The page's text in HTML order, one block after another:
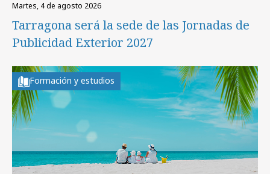
martes, 4 de agosto 2026
Tarragona será la sede de las Jornadas de
Publicidad Exterior 2027
Formación y estudios